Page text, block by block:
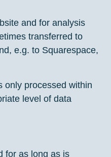
and for analysis
transferred to
e.g. to Squarespace,
only processed within
level of data
for as long as is